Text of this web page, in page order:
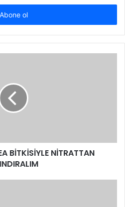
BİTKİSİYLE NİTRATTAN